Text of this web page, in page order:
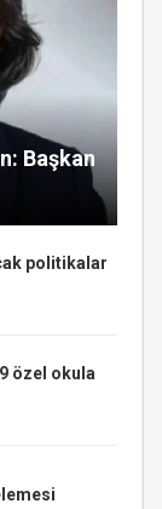
Başkan
politikalar
özel okula